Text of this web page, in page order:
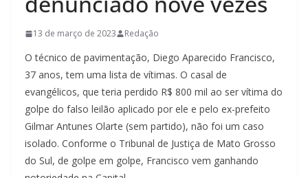
13 de março de 2023 Redação
O técnico de pavimentação, Diego Aparecido Francisco,
37 anos, tem uma lista de vítimas. O casal de
evangélicos, que teria perdido R$ 800 mil ao ser vítima do
golpe do falso leilão aplicado por ele e pelo ex-prefeito
Gilmar Antunes Olarte (sem partido), não foi um caso
isolado. Conforme o Tribunal de Justiça de Mato Grosso
do Sul, de golpe em golpe, Francisco vem ganhando